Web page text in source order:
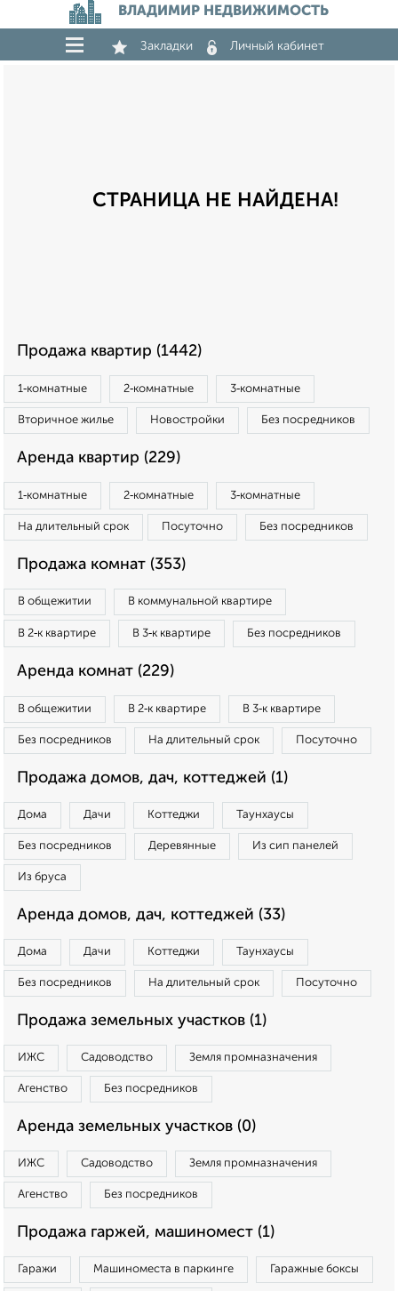
ВЛАДИМИР НЕДВИЖИМОСТЬ
Закладки Личный кабинет
СТРАНИЦА НЕ НАЙДЕНА!
Продажа квартир (1442)
1‑комнатные 2‑комнатные 3‑комнатные
Вторичное жилье Новостройки Без посредников
Аренда квартир (229)
1‑комнатные 2‑комнатные 3‑комнатные
На длительный срок Посуточно Без посредников
Продажа комнат (353)
В общежитии В коммунальной квартире
В 2‑к квартире В 3‑к квартире Без посредников
Аренда комнат (229)
В общежитии В 2‑к квартире В 3‑к квартире
Без посредников На длительный срок Посуточно
Продажа домов, дач, коттеджей (1)
Дома Дачи Коттеджи Таунхаусы
Без посредников Деревянные Из сип панелей
Из бруса
Аренда домов, дач, коттеджей (33)
Дома Дачи Коттеджи Таунхаусы
Без посредников На длительный срок Посуточно
Продажа земельных участков (1)
ИЖС Садоводство Земля промназначения
Агенство Без посредников
Аренда земельных участков (0)
ИЖС Садоводство Земля промназначения
Агенство Без посредников
Продажа гаржей, машиномест (1)
Гаражи Машиноместа в паркинге Гаражные боксы